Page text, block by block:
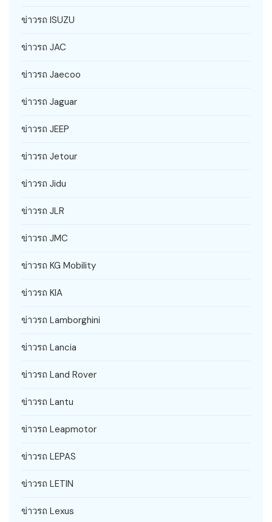
ข่าวรถ ISUZU
ข่าวรถ JAC
ข่าวรถ Jaecoo
ข่าวรถ Jaguar
ข่าวรถ JEEP
ข่าวรถ Jetour
ข่าวรถ Jidu
ข่าวรถ JLR
ข่าวรถ JMC
ข่าวรถ KG Mobility
ข่าวรถ KIA
ข่าวรถ Lamborghini
ข่าวรถ Lancia
ข่าวรถ Land Rover
ข่าวรถ Lantu
ข่าวรถ Leapmotor
ข่าวรถ LEPAS
ข่าวรถ LETIN
ข่าวรถ Lexus